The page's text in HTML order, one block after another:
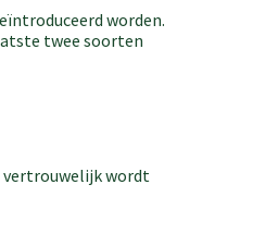
worden.
twee soorten
vertrouwelijk wordt